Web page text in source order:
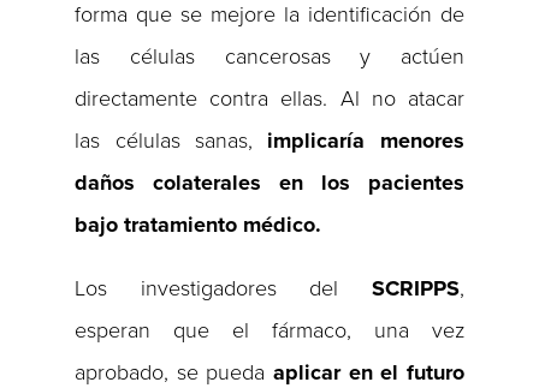
forma que se mejore la identificación de
las células cancerosas y actúen
directamente contra ellas. Al no atacar
las células sanas, implicaría menores
daños colaterales en los pacientes
bajo tratamiento médico.
Los investigadores del SCRIPPS,
esperan que el fármaco, una vez
aprobado, se pueda aplicar en el futuro